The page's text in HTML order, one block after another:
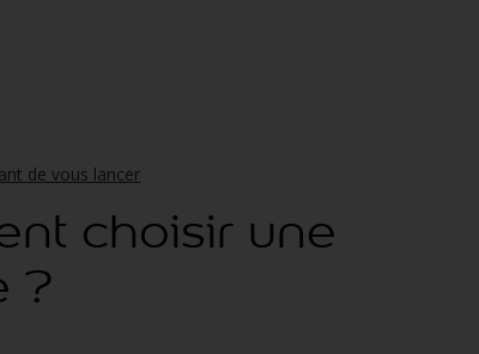
de vous lancer
choisir une
?